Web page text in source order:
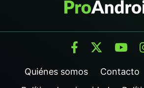
Quiénes somos Contacto